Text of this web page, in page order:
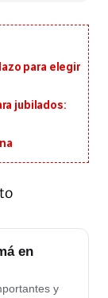
para elegir
jubilados:
en
y